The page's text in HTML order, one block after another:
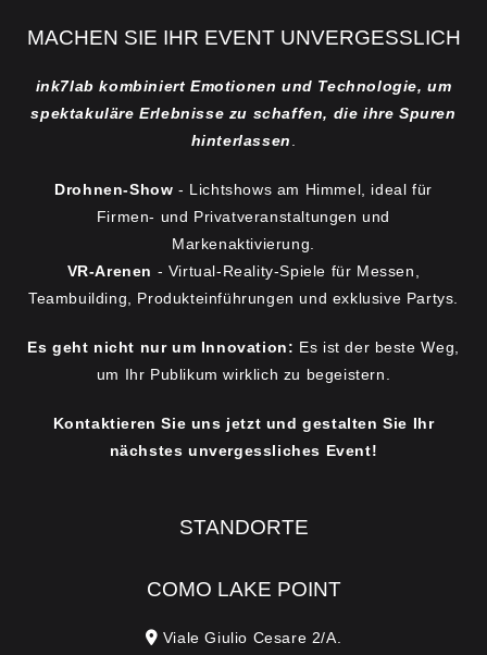
MACHEN SIE IHR EVENT UNVERGESSLICH
ink7lab kombiniert Emotionen und Technologie, um
spektakuläre Erlebnisse zu schaffen, die ihre Spuren
hinterlassen
Drohnen-Show - Lichtshows am Himmel, ideal für
Firmen- und Privatveranstaltungen und
Markenaktivierung.
VR-Arenen - Virtual-Reality-Spiele für Messen,
Teambuilding, Produkteinführungen und exklusive Partys.
Es geht nicht nur um Innovation: Es ist der beste Weg,
um Ihr Publikum wirklich zu begeistern.
Kontaktieren Sie uns jetzt und gestalten Sie Ihr
nächstes unvergessliches Event!
STANDORTE
COMO LAKE POINT
Viale Giulio Cesare 2/A.